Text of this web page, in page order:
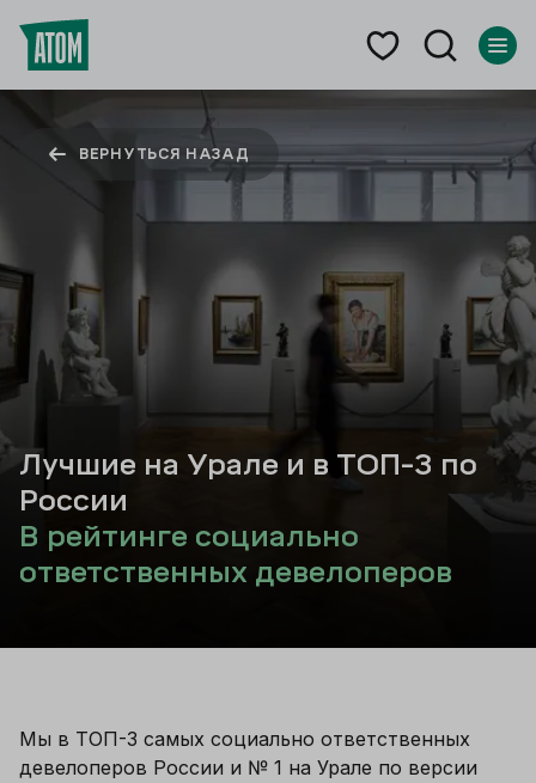
ВЕРНУТЬСЯ НАЗАД
Лучшие на Урале и в ТОП-3 по
России
В рейтинге социально
ответственных девелоперов
Мы в ТОП-3 самых социально ответственных
девелоперов России и № 1 на Урале по версии